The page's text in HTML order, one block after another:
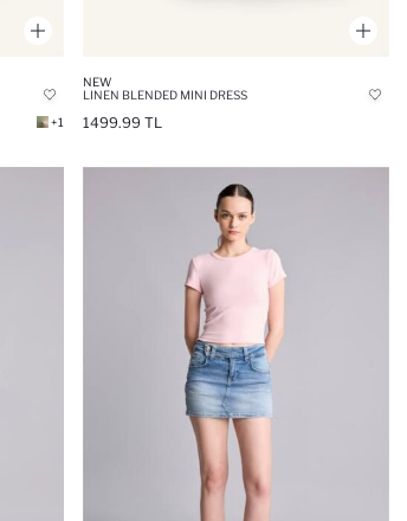
+1
NEW
LINEN BLENDED MINI DRESS
1499.99 TL